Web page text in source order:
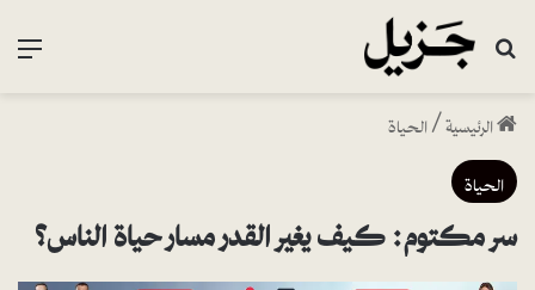
بحث عن
الرئيسية/الحياة
الحياة
سر مكتوم: كيف يغير القدر مسار حياة الناس؟